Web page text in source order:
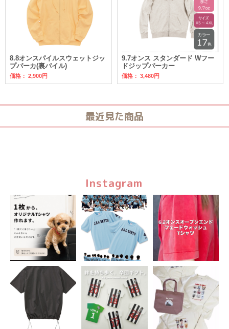
8.8オンスパイルスウェットジッ
プパーカ(裏パイル)
価格： 2,900円
9.7オンス スタンダード Wフー
ドジップパーカー
価格： 3,480円
最近見た商品
Instagram